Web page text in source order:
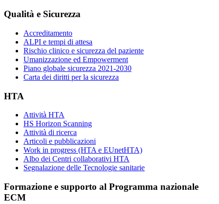
Qualità e Sicurezza
Accreditamento
ALPI e tempi di attesa
Rischio clinico e sicurezza del paziente
Umanizzazione ed Empowerment
Piano globale sicurezza 2021-2030
Carta dei diritti per la sicurezza
HTA
Attività HTA
HS Horizon Scanning
Attività di ricerca
Articoli e pubblicazioni
Work in progress (HTA e EUnetHTA)
Albo dei Centri collaborativi HTA
Segnalazione delle Tecnologie sanitarie
Formazione e supporto al Programma nazionale
ECM